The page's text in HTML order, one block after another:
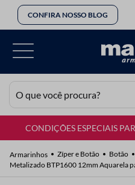
CONFIRA NOSSO BLOG
O que você procura?
CONDIÇÕES ESPECIAIS
Zíper e Botão Botão
Metalizado BTP1600 12mm Aquarela
TERMOS MAIS BUSCADOS
2º
barbante